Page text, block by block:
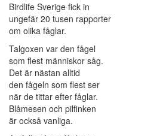
Birdlife Sverige fick in
ungefär 20 tusen rapporter
om olika fåglar.
Talgoxen var den fågel
som flest människor såg.
Det är nästan alltid
den fågeln som flest ser
när de tittar efter fåglar.
Blåmesen och pilfinken
är också vanliga.